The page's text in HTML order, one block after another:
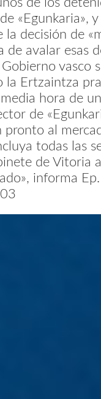
«Egunkaria»,
decisión de
de avalar esas
vasco
la Ertzaintza
hora de
de
pronto al
todas las
de Vitoria
informa